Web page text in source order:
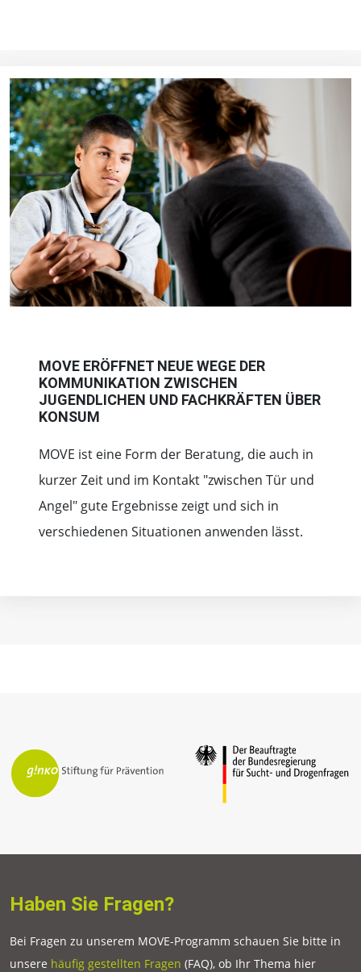
MOVE ERÖFFNET NEUE WEGE DER
KOMMUNIKATION ZWISCHEN
JUGENDLICHEN UND FACHKRÄFTEN ÜBER
KONSUM
MOVE ist eine Form der Beratung, die auch in
kurzer Zeit und im Kontakt "zwischen Tür und
Angel" gute Ergebnisse zeigt und sich in
verschiedenen Situationen anwenden lässt.
Haben Sie Fragen?
Bei Fragen zu unserem MOVE-Programm schauen Sie bitte in
unsere häufig gestellten Fragen (FAQ), ob Ihr Thema hier